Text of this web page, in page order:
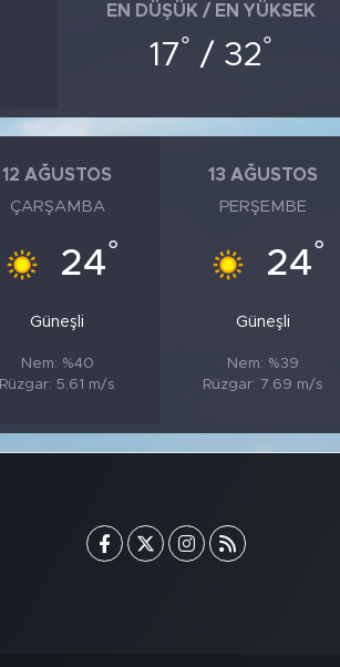
EN DÜŞÜK / EN YÜKSEK
17° / 32°
12 AĞUSTOS
ÇARŞAMBA
24°
Güneşli
Nem: %40
Rüzgar: 5.61 m/s
13 AĞUSTOS
PERŞEMBE
24°
Güneşli
Nem: %39
Rüzgar: 7.69 m/s